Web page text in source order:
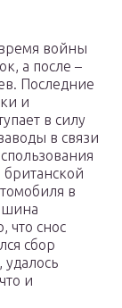
войны
а после –
Последние
и
в силу
в связи
в
что снос
сбор
и